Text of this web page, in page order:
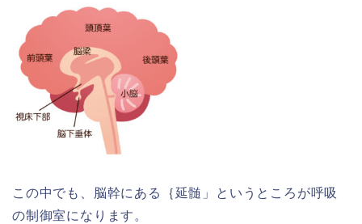
この中でも、脳幹にある｛延髄」というところが呼吸
の制御室になります。